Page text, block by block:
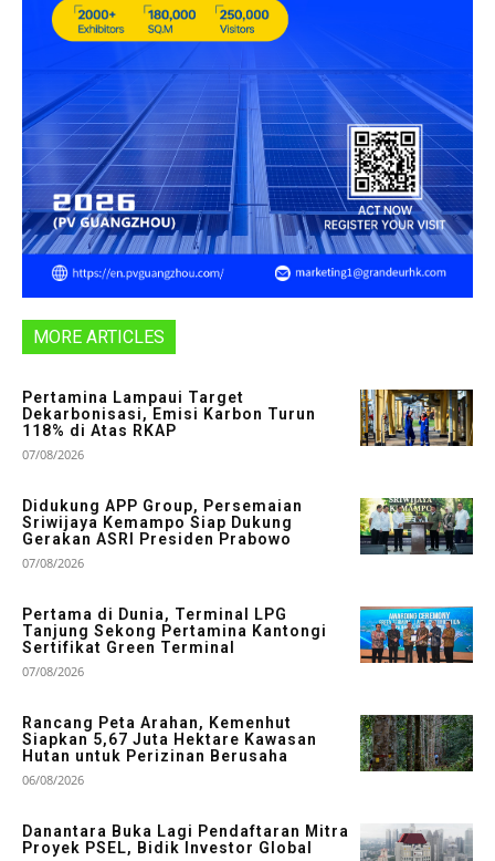
MORE ARTICLES
Pertamina Lampaui Target
Dekarbonisasi, Emisi Karbon Turun
118% di Atas RKAP
07/08/2026
Didukung APP Group, Persemaian
Sriwijaya Kemampo Siap Dukung
Gerakan ASRI Presiden Prabowo
07/08/2026
Pertama di Dunia, Terminal LPG
Tanjung Sekong Pertamina Kantongi
Sertifikat Green Terminal
07/08/2026
Rancang Peta Arahan, Kemenhut
Siapkan 5,67 Juta Hektare Kawasan
Hutan untuk Perizinan Berusaha
06/08/2026
Danantara Buka Lagi Pendaftaran Mitra
Proyek PSEL, Bidik Investor Global